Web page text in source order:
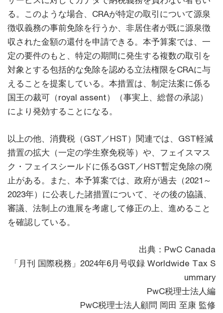
る。このような場合、CRAが特定の取引について源泉
徴収義務の事前免除を行うか、非居住者が既に源泉徴
収された金額の還付を申請できる。本予算案では、一
定の要件のもと、特定の期間に発生する複数の取引を
対象とする包括的な免除を認める立法権限をCRAに与
えることを提案している。本措置は、制定法案に係る
国王の裁可（royal assent）（事実上、総督の承認）
により発効することになる。
以上の他、消費税（GST／HST）関連では、GST軽減
措置の拡大（一定の学生寮免税等）や、フェイスマス
ク・フェイスシールドに係るGST／HST暫定免除の廃
止がある。また、本予算案では、政府が過去（2021～
2023年）に公表した諸措置について、その後の協議、
審議、法制上の進展を考慮して修正の上、進めること
を確認している。
出典：PwC Canada
「月刊 国際税務」2024年6月号収録 Worldwide Tax S
ummary
PwC税理士法人編
PwC税理士法人顧問 岡田 至康 監修